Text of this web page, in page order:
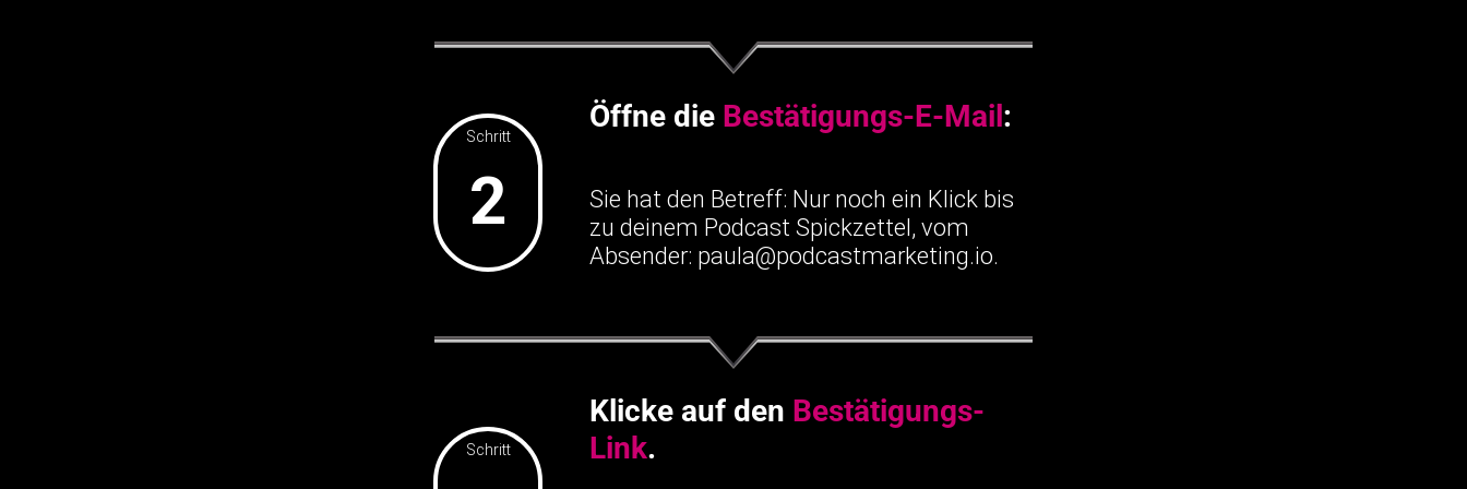
Schritt
2
Öffne die Bestätigungs-E-Mail:
Sie hat den Betreff: Nur noch ein Klick bis
zu deinem Podcast Spickzettel, vom
Absender: paula@podcastmarketing.io.
Schritt
Klicke auf den Bestätigungs-
Link.